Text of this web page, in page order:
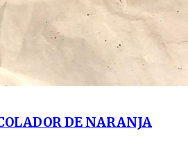
DE NARANJA